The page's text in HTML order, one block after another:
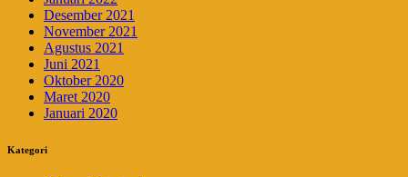
Desember 2021
November 2021
Agustus 2021
Juni 2021
Oktober 2020
Maret 2020
Januari 2020
Kategori